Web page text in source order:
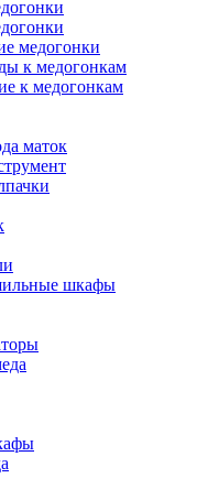
медогонки
к медогонкам
к медогонкам
маток
шкафы